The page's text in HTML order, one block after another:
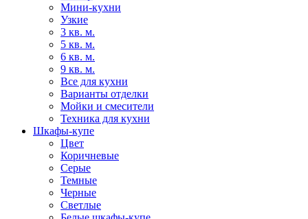
Мини-кухни
Узкие
3 кв. м.
5 кв. м.
6 кв. м.
9 кв. м.
Все для кухни
Варианты отделки
Мойки и смесители
Техника для кухни
Шкафы-купе
Цвет
Коричневые
Серые
Темные
Черные
Светлые